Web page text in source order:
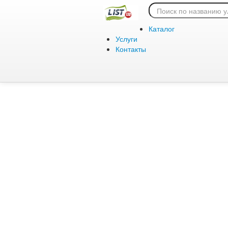
Каталог
Услуги
Контакты
Ошибка